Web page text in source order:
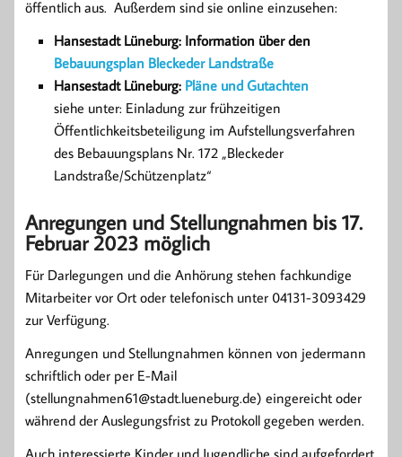
öffentlich aus. Außerdem sind sie online einzusehen:
Hansestadt Lüneburg: Information über den
Bebauungsplan Bleckeder Landstraße
Hansestadt Lüneburg: Pläne und Gutachten
siehe unter: Einladung zur frühzeitigen
Öffentlichkeitsbeteiligung im Aufstellungsverfahren
des Bebauungsplans Nr. 172 „Bleckeder
Landstraße/Schützenplatz“
Anregungen und Stellungnahmen bis 17.
Februar 2023 möglich
Für Darlegungen und die Anhörung stehen fachkundige
Mitarbeiter vor Ort oder telefonisch unter 04131-3093429
zur Verfügung.
Anregungen und Stellungnahmen können von jedermann
schriftlich oder per E-Mail
(stellungnahmen61@stadt.lueneburg.de) eingereicht oder
während der Auslegungsfrist zu Protokoll gegeben werden.
Auch interessierte Kinder und Jugendliche sind aufgefordert,